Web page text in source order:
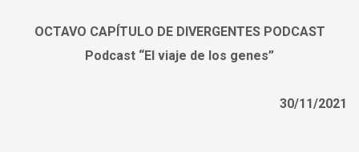
OCTAVO CAPÍTULO DE DIVERGENTES PODCAST
Podcast “El viaje de los genes”
30/11/2021